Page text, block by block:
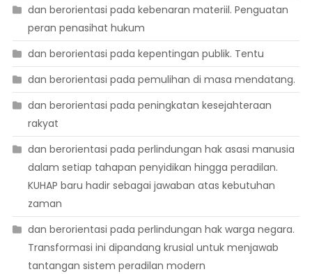
dan berorientasi pada kebenaran materiil. Penguatan
peran penasihat hukum
dan berorientasi pada kepentingan publik. Tentu
dan berorientasi pada pemulihan di masa mendatang.
dan berorientasi pada peningkatan kesejahteraan
rakyat
dan berorientasi pada perlindungan hak asasi manusia
dalam setiap tahapan penyidikan hingga peradilan.
KUHAP baru hadir sebagai jawaban atas kebutuhan
zaman
dan berorientasi pada perlindungan hak warga negara.
Transformasi ini dipandang krusial untuk menjawab
tantangan sistem peradilan modern